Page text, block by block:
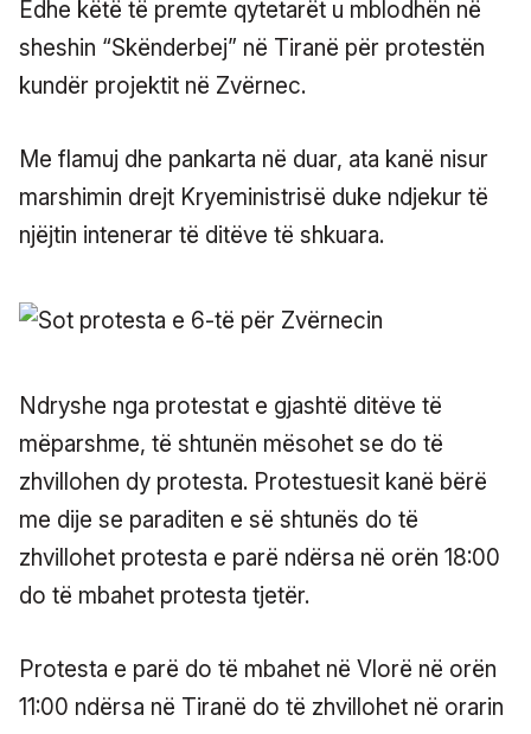
Edhe këtë të premte qytetarët u mblodhën në
sheshin “Skënderbej” në Tiranë për protestën
kundër projektit në Zvërnec.
Me flamuj dhe pankarta në duar, ata kanë nisur
marshimin drejt Kryeministrisë duke ndjekur të
njëjtin intenerar të ditëve të shkuara.
Ndryshe nga protestat e gjashtë ditëve të
mëparshme, të shtunën mësohet se do të
zhvillohen dy protesta. Protestuesit kanë bërë
me dije se paraditen e së shtunës do të
zhvillohet protesta e parë ndërsa në orën 18:00
do të mbahet protesta tjetër.
Protesta e parë do të mbahet në Vlorë në orën
11:00 ndërsa në Tiranë do të zhvillohet në orarin